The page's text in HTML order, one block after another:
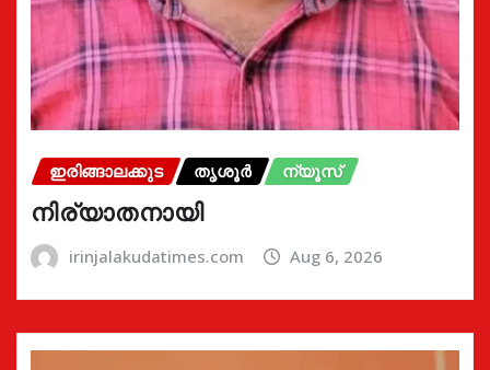
ഇരിങ്ങാലക്കുട തൃശൂർ ന്യൂസ്
നിര്യാതനായി
irinjalakudatimes.com Aug 6, 2026